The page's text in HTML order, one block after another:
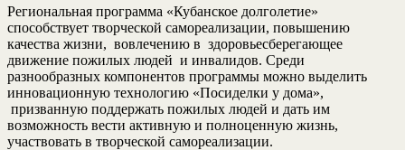
Региональная программа «Кубанское долголетие»
способствует творческой самореализации, повышению
качества жизни, вовлечению в здоровьесберегающее
движение пожилых людей и инвалидов. Среди
разнообразных компонентов программы можно выделить
инновационную технологию «Посиделки у дома»,
призванную поддержать пожилых людей и дать им
возможность вести активную и полноценную жизнь,
участвовать в творческой самореализации.